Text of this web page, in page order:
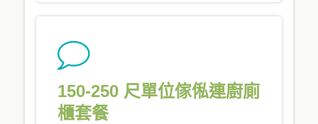
150-250 尺單位傢俬連廚廁
櫃套餐